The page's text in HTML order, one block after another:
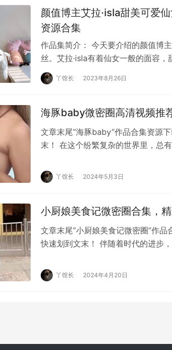
颜值博主艾拉·isla甜美可爱
资源合集
作品集简介： 今天要介绍的颜值博
丝。艾拉·isla有着仙女一般的面容
她的身材也是引人注目的亮点。…
丫馆长 2023年8月26日
海豚baby微密圈高清视频推
文章末尾”海豚baby”作品合集资源
末！ 在这个纷繁复杂的世界里，总
丫馆长 2024年5月3日
小厨娘美食记微密圈合集，
文章末尾”小厨娘美食记微密圈”作
快速划到文末！ 伴随着时代的进步
丫馆长 2024年4月20日